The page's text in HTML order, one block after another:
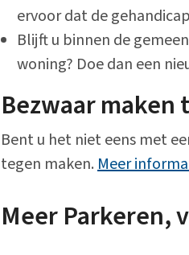
ervoor dat de
Blijft u binnen de
woning? Doe dan een
Bezwaar maken
Bent u het niet eens met
tegen maken.Meer
Meer Parkeren,